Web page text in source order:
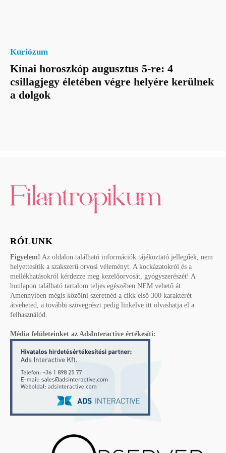
Kuriózum
Kínai horoszkóp augusztus 5-re: 4
csillagjegy életében végre helyére kerülnek
a dolgok
RÓLUNK
Figyelem! Az oldalon található információk tájékoztató jellegűek, nem
helyettesítik a szakszerű orvosi véleményt. A kockázatokról és a
mellékhatásokról kérdezze meg kezelőorvosát, gyógyszerészét! A
honlapon található tartalom teljes egészében NEM vehető át.
Amennyiben mégis közölni szeretnéd a cikk első 300 karakterét
átveheted, a további szövegrészt pedig linkelve itt olvashatja el a
felhasználód.
Média felületeinket az AdsInteractive értékesíti: